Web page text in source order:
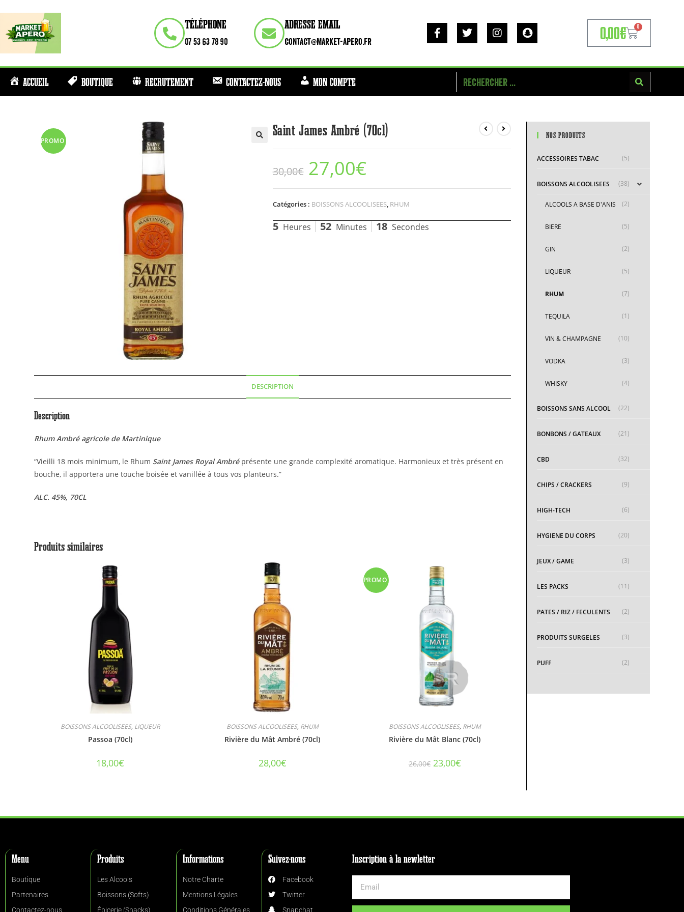
TÉLÉPHONE
07 53 63 78 90
ADRESSE EMAIL
contact@market-apero.fr 0,00€ 0
ACCUEIL BOUTIQUE RECRUTEMENT CONTACTEZ-NOUS MON COMPTE
PROMO
Saint James Ambré (70cl)
30,00€ 27,00€
Catégories : BOISSONS ALCOOLISEES, RHUM
5 Heures 52 Minutes 18 Secondes
DESCRIPTION
Description
Rhum Ambré agricole de Martinique
“Vieilli 18 mois minimum, le Rhum Saint James Royal Ambréprésente une grande complexité aromatique. Harmonieux et très présent en
bouche, il apportera une touche boisée et vanillée à tous vos planteurs.”
ALC. 45%, 70CL
Produits similaires
BOISSONS ALCOOLISEES, LIQUEUR
Passoa (70cl)
18,00€
BOISSONS ALCOOLISEES, RHUM
Rivière du Mât Ambré (70cl)
28,00€
PROMO
BOISSONS ALCOOLISEES, RHUM
Rivière du Mât Blanc (70cl)
26,00€ 23,00€
NOS PRODUITS
ACCESSOIRES TABAC (5)
BOISSONS ALCOOLISEES (38)
ALCOOLS A BASE D'ANIS (2)
BIERE (5)
GIN (2)
LIQUEUR (5)
RHUM (7)
TEQUILA (1)
VIN & CHAMPAGNE (10)
VODKA (3)
WHISKY (4)
BOISSONS SANS ALCOOL (22)
BONBONS / GATEAUX (21)
CBD (32)
CHIPS / CRACKERS (9)
HIGH-TECH (6)
HYGIENE DU CORPS (20)
JEUX / GAME (3)
LES PACKS (11)
PATES / RIZ / FECULENTS (2)
PRODUITS SURGELES (3)
PUFF (2)
Menu
Boutique
Partenaires
Contactez-nous
Produits
Les Alcools
Boissons (Softs)
Épicerie (Snacks)
Informations
Notre Charte
Mentions Légales
Conditions Générales
Suivez-nous
Facebook
Twitter
Snapchat
Inscription à la newletter